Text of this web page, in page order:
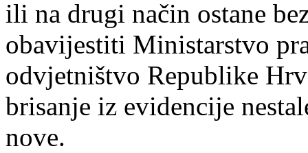
ili na drugi način ostane
obavijestiti Ministarstvo
odvjetništvo Republike
brisanje iz evidencije
nove.